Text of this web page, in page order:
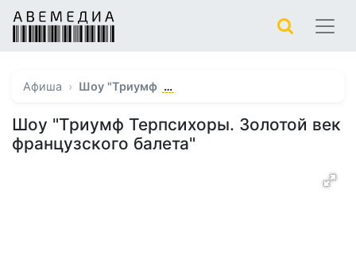
Афиша Шоу "Триумф …
Шоу "Триумф Терпсихоры. Золотой век
французского балета"